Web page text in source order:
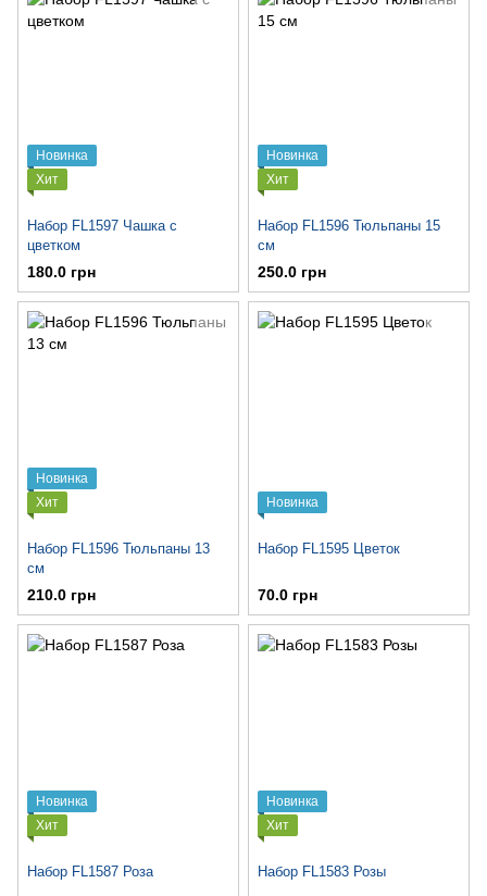
Новинка
Хит
Набор FL1597 Чашка с
цветком
180.0 грн
Новинка
Хит
Набор FL1596 Тюльпаны 15
см
250.0 грн
Новинка
Хит
Набор FL1596 Тюльпаны 13
см
210.0 грн
Новинка
Набор FL1595 Цветок
70.0 грн
Новинка
Хит
Набор FL1587 Роза
Новинка
Хит
Набор FL1583 Розы